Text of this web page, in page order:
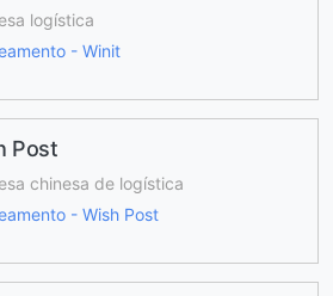
logística
- Winit
Post
chinesa de logística
- Wish Post